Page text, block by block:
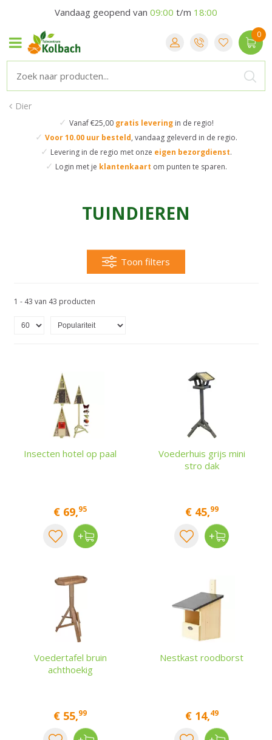
Dier
✓ Vanaf €25,00 gratis leveringin de regio!
✓ Voor 10.00 uur besteld, vandaag geleverd in de regio.
✓ Levering in de regio met onze eigen bezorgdienst.
✓ Login met je klantenkaart om punten te sparen.
Vandaag geopend van 09:00 t/m 18:00
TUINDIEREN
Toon filters
1 - 43 van 43 producten
Insecten hotel op paal
€ 69,95
Voederhuis grijs mini
stro dak
€ 45,99
Voedertafel bruin
achthoekig
€ 55,99
Nestkast roodborst
€ 14,49